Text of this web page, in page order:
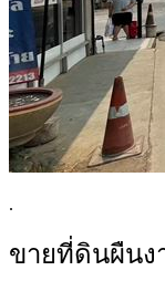
.
ขายที่ดินผืนง